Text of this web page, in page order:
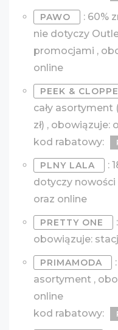
PAWO
: 60%
nie dotyczy
promocjami ,
online
PEEK &
cały
zł) , obowiązuje:
kod rabatowy:
PLNY LALA
:
dotyczy
oraz online
PRETTY ONE
obowiązuje:
PRIMAMODA
asortyment ,
online
kod rabatowy: